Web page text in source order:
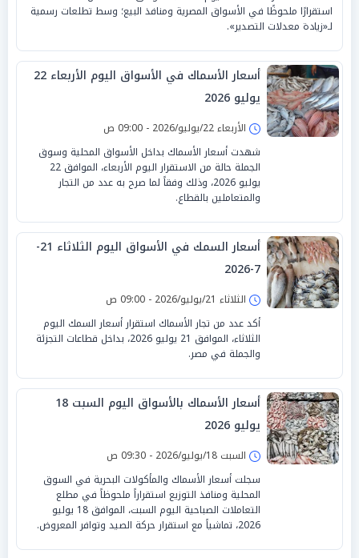
استقرارًا ملحوظًا في الأسواق المصرية ومنافذ البيع؛ وسط تطلعات رسمية
لـ«زيادة معدلات التصدير».
أسعار الأسماك في الأسواق اليوم الأربعاء 22
يوليو 2026
الأربعاء 22/يوليو/2026 - 09:00 ص
شهدت أسعار الأسماك بداخل الأسواق المحلية وسوق
الجملة حالة من الاستقرار اليوم الأربعاء، الموافق 22
يوليو 2026، وذلك وفقاً لما صرح به عدد من التجار
والمتعاملين بالقطاع.
أسعار السمك في الأسواق اليوم الثلاثاء 21-
7-2026
الثلاثاء 21/يوليو/2026 - 09:00 ص
أكد عدد من تجار الأسماك استقرار أسعار السمك اليوم
الثلاثاء، الموافق 21 يوليو 2026، بداخل قطاعات التجزئة
والجملة في مصر.
أسعار الأسماك بالأسواق اليوم السبت 18
يوليو 2026
السبت 18/يوليو/2026 - 09:30 ص
سجلت أسعار الأسماك والمأكولات البحرية في السوق
المحلية ومنافذ التوزيع استقراراً ملحوظاً في مطلع
التعاملات الصباحية اليوم السبت، الموافق 18 يوليو
2026، تماشياً مع استقرار حركة الصيد وتوافر المعروض.